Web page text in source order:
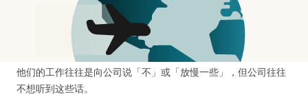
30 名员工，包括工程师、设计师和哲学家。去年 10 月，该团队
因重组而裁减至约7人。而今年 3 月 6 日，整个团队正式被解
他们的工作往往是向公司说「不」或「放慢一些」，但公司往往
不想听到这些话。